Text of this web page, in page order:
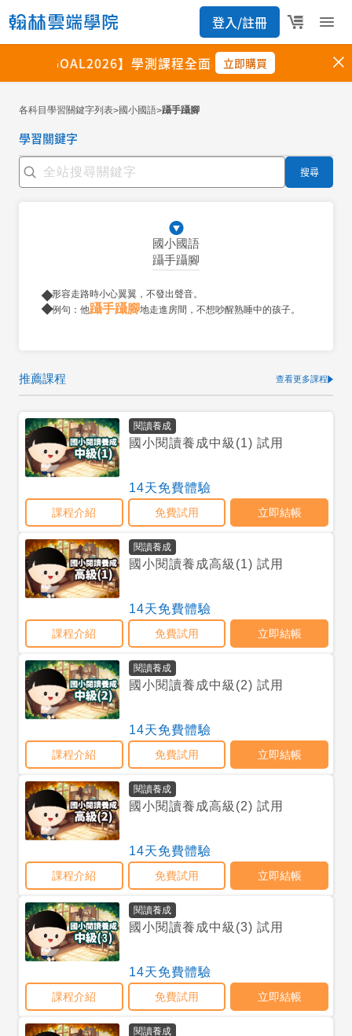
各科目學習關鍵字列表>國小國語>躡手躡腳
學習關鍵字
搜尋
國小國語
躡手躡腳
形容走路時小心翼翼，不發出聲音。
例句：他躡手躡腳地走進房間，不想吵醒熟睡中的孩子。
推薦課程 查看更多課程